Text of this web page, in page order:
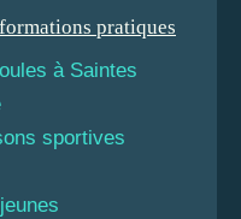
à Saintes
sportives